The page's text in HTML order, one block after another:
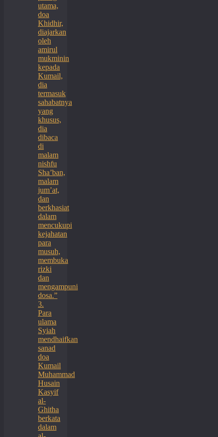
utama,
doa
Khidhir,
diajarkan
oleh
amirul
mukminin
kepada
Kumail,
dia
termasuk
sahabatnya
yang
khusus,
dia
dibaca
di
malam
nishfu
Sha’ban,
malam
jum’at,
dan
berkhasiat
dalam
mencukupi
kejahatan
para
musuh,
membuka
rizki
dan
mengampuni
dosa.”
3.
Para
ulama
Syiah
mendhaifkan
sanad
doa
Kumail
Muhammad
Husain
Kasyif
al-
Ghitha
berkata
dalam